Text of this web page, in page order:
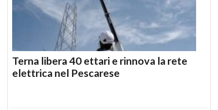
Terna libera 40 ettari e rinnova la rete
elettrica nel Pescarese